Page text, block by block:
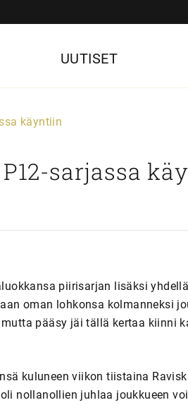
UUTISET
käyntiin
sarjassa
piirisarjan lisäksi
oman lohkonsa kolmanneksi
pääsy jäi tällä kertaa kiinni
kuluneen viikon tiistaina
nollanollien juhlaa joukkueen